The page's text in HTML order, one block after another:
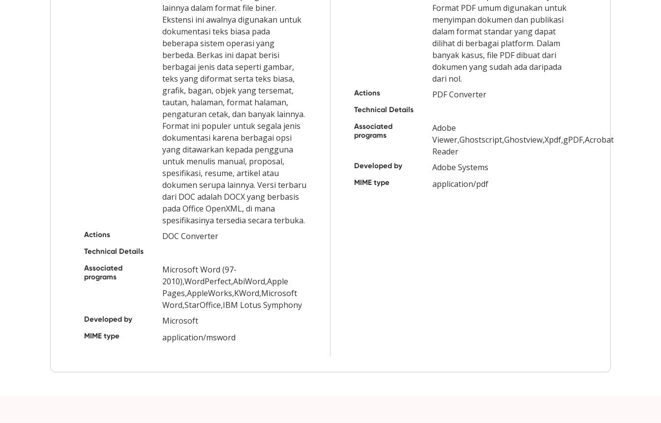
lainnya dalam format file biner.
Ekstensi ini awalnya digunakan untuk
dokumentasi teks biasa pada
beberapa sistem operasi yang
berbeda. Berkas ini dapat berisi
berbagai jenis data seperti gambar,
teks yang diformat serta teks biasa,
grafik, bagan, objek yang tersemat,
tautan, halaman, format halaman,
pengaturan cetak, dan banyak lainnya.
Format ini populer untuk segala jenis
dokumentasi karena berbagai opsi
yang ditawarkan kepada pengguna
untuk menulis manual, proposal,
spesifikasi, resume, artikel atau
dokumen serupa lainnya. Versi terbaru
dari DOC adalah DOCX yang berbasis
pada Office OpenXML, di mana
spesifikasinya tersedia secara terbuka.
Actions DOC Converter
Technical Details
Associated
programs
Microsoft Word (97-
2010),WordPerfect,AbiWord,Apple
Pages,AppleWorks,KWord,Microsoft
Word,StarOffice,IBM Lotus Symphony
Developed by Microsoft
MIME type application/msword
Format PDF umum digunakan untuk
menyimpan dokumen dan publikasi
dalam format standar yang dapat
dilihat di berbagai platform. Dalam
banyak kasus, file PDF dibuat dari
dokumen yang sudah ada daripada
dari nol.
Actions PDF Converter
Technical Details
Associated
programs
Adobe
Viewer,Ghostscript,Ghostview,Xpdf,gPDF,Acrobat
Reader
Developed by Adobe Systems
MIME type application/pdf